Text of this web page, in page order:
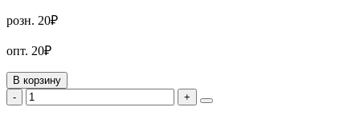
розн. 20₽
опт. 20₽
В корзину
-
+